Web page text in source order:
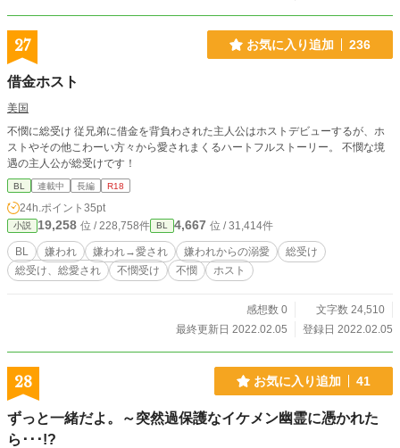
27 お気に入り追加 236
借金ホスト
美国
不憫に総受け 従兄弟に借金を背負わされた主人公はホストデビューするが、ホ
ストやその他こわーい方々から愛されまくるハートフルストーリー。 不憫な境
遇の主人公が総受けです！
BL 連載中 長編 R18
24h.ポイント 35pt
小説 19,258 位 / 228,758件 BL 4,667 位 / 31,414件
BL 嫌われ 嫌われ→愛され 嫌われからの溺愛
総受け
総受け、総愛され
不憫受け 不憫 ホスト
感想数 0
文字数 24,510
最終更新日 2022.02.05
登録日 2022.02.05
28 お気に入り追加 41
ずっと一緒だよ。～突然過保護なイケメン幽霊に憑かれた
ら･･･!?